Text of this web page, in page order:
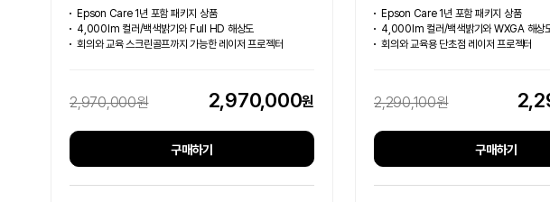
Epson Care 1년 포함 패키지 상품
4,000lm 컬러/백색밝기와 Full HD 해상도
회의와 교육 스크린골프까지 가능한 레이저 프로젝터
2,970,000원 2,970,000원
구매하기
Epson Care 1년 포함 패키지 상품
4,000lm 컬러/백색밝기와 WXGA 해상
회의와 교육용 단초점 레이저 프로젝터
2,290,100원
구매하기